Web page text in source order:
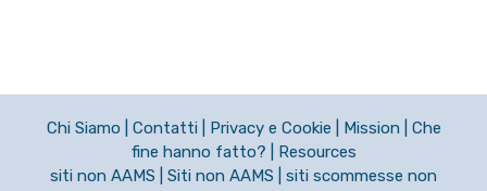
Chi Siamo Contatti Privacy e Cookie Mission
Che
fine hanno fatto?
Resources
siti non AAMS
Siti non AAMS
siti scommesse non